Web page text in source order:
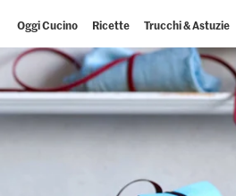
Oggi Cucino Ricette Trucchi & Astuzie